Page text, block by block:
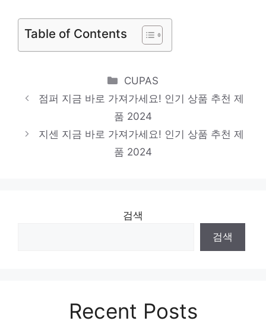
품 2024
아디다스파이어버드쇼츠
편안함을 찾는 당신을 위해 인기 상품 추천
제품 2024
주크원피스
품절임박! 지금 바로 찬스! 인기 상품 추천 제
품 2024
Table of Contents
Categories
CUPAS
점퍼 지금 바로 가져가세요! 인기 상품 추천 제
품 2024
지센 지금 바로 가져가세요! 인기 상품 추천 제
품 2024
검색
검색
Recent Posts